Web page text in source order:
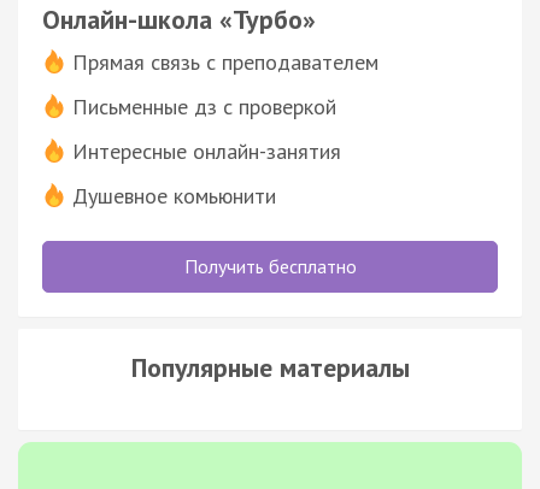
Онлайн-школа «Турбо»
Прямая связь с преподавателем
Письменные дз с проверкой
Интересные онлайн-занятия
Душевное комьюнити
Получить бесплатно
Популярные материалы